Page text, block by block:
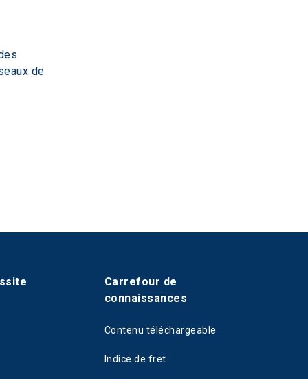
de
Carrefour de
connaissances
Contenu téléchargeable
Indice de fret